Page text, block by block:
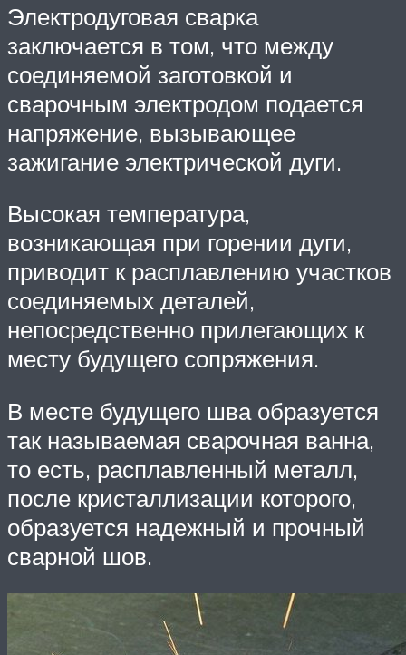
Электродуговая сварка
заключается в том, что между
соединяемой заготовкой и
сварочным электродом подается
напряжение, вызывающее
зажигание электрической дуги.
Высокая температура,
возникающая при горении дуги,
приводит к расплавлению участков
соединяемых деталей,
непосредственно прилегающих к
месту будущего сопряжения.
В месте будущего шва образуется
так называемая сварочная ванна,
то есть, расплавленный металл,
после кристаллизации которого,
образуется надежный и прочный
сварной шов.